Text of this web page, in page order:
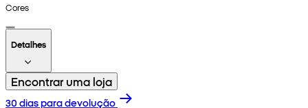
Cores
Detalhes
Encontrar uma loja
30 dias para devolução